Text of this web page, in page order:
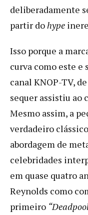
deliberadamente
partir dohype
Isso porque a
curva como este
canal KNOP-TV,
sequer assistiu ao
Mesmo assim, a
verdadeiro clássico
abordagem de
celebridades
em quase quatro
Reynolds como
primeiro